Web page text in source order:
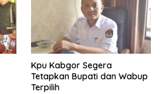
Kpu Kabgor Segera
Tetapkan Bupati dan Wabup
Terpilih